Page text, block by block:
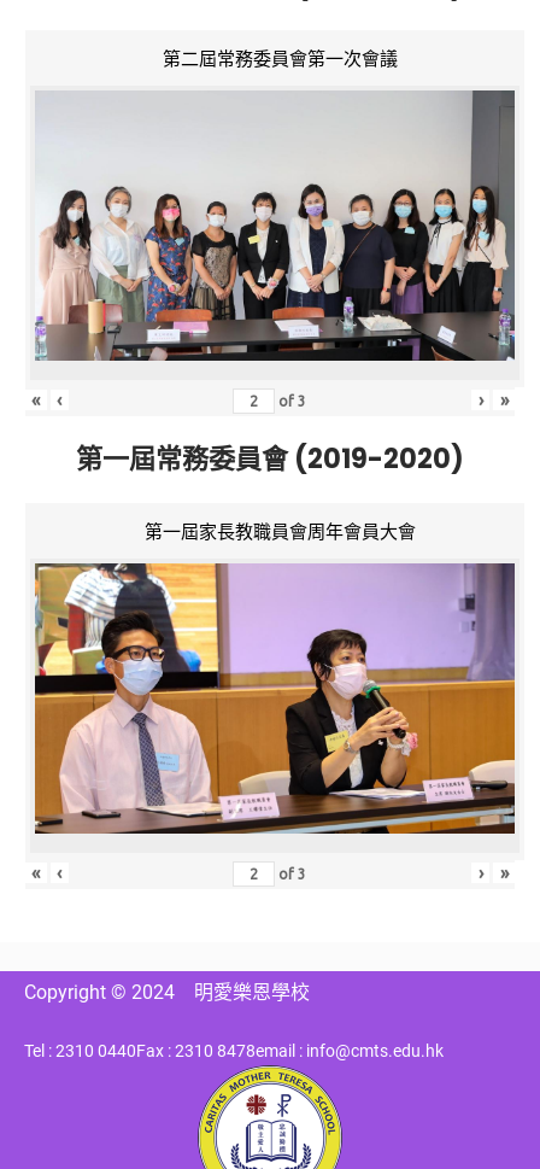
第二屆常務委員會第一次會議
« ‹ of3 › »
第一屆常務委員會 (2019-2020)
第一屆家長教職員會周年會員大會
« ‹ of3 › »
Copyright © 2024 明愛樂恩學校
Tel : 2310 0440Fax : 2310 8478email : info@cmts.edu.hk